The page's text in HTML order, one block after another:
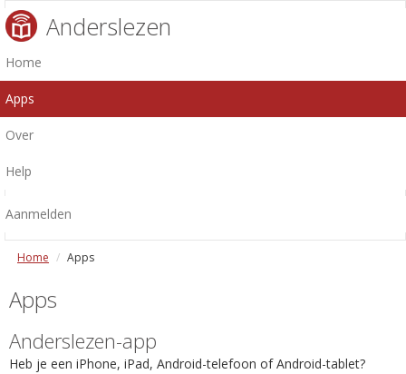
Anderslezen
Home
Apps
Over
Help
Aanmelden
Home Apps
Apps
Anderslezen-app
Heb je een iPhone, iPad, Android-telefoon of Android-tablet?